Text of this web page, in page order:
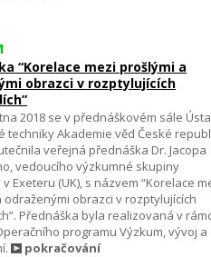
“Korelace mezi prošlými a
obrazci v rozptylujících
2018 se v přednáškovém sále
techniky Akademie věd České
veřejná přednáška Dr. Jacopa
vedoucího výzkumné skupiny
Exeteru (UK), s názvem “Korelace
odraženými obrazci v rozptylujících
Přednáška byla realizovaná v
programu Výzkum, vývoj a
pokračování